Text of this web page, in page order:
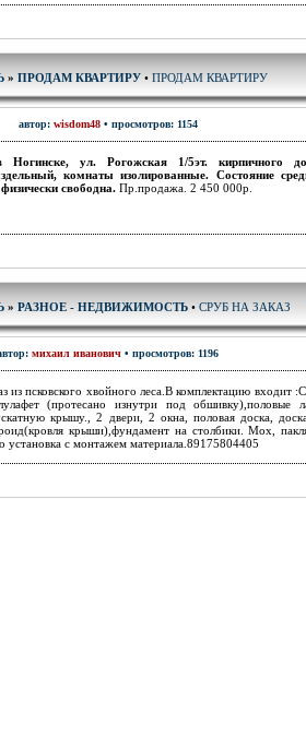
» ПРОДАМ КВАРТИРУ • ПРОДАМ КВАРТИРУ
автор: wisdom48• просмотров: 1154
ул. Рогожская 1/5эт. кирпичного
комнаты изолированные. Состояние
свободна. Пр.продажа. 2 450 000р.
» РАЗНОЕ - НЕДВИЖИМОСТЬ • СРУБ НА ЗАКАЗ
михаил иванович • просмотров: 1196
из псковского хвойного леса.В комплектацию входит
(протесано изнутри под обшивку),половые
крышу., 2 двери, 2 окна, половая доска,
крыши),фундамент на столбики. Мох,
установка с монтажем материала.89175804405